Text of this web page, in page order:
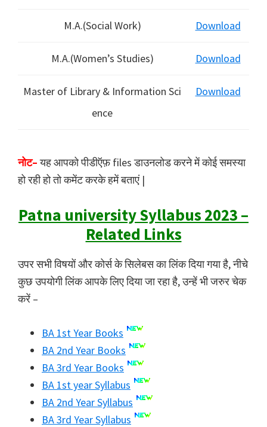
M.A.(Social Work) Download
M.A.(Women’s Studies) Download
Master of Library & Information Sci
ence
Download
नोट–यह आपको पीडीऍफ़ files डाउनलोड करने में कोई समस्या
हो रही हो तो कमेंट करके हमें बताएं |
Patna university Syllabus 2023 –
Related Links
उपर सभी विषयों और कोर्स के सिलेबस का लिंक दिया गया है, नीचे
कुछ उपयोगी लिंक आपके लिए दिया जा रहा है, उन्हें भी जरुर चेक
करें –
BA 1st Year Books
BA 2nd Year Books
BA 3rd Year Books
BA 1st year Syllabus
BA 2nd Year Syllabus
BA 3rd Year Syllabus